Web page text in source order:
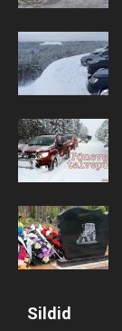
Sildid